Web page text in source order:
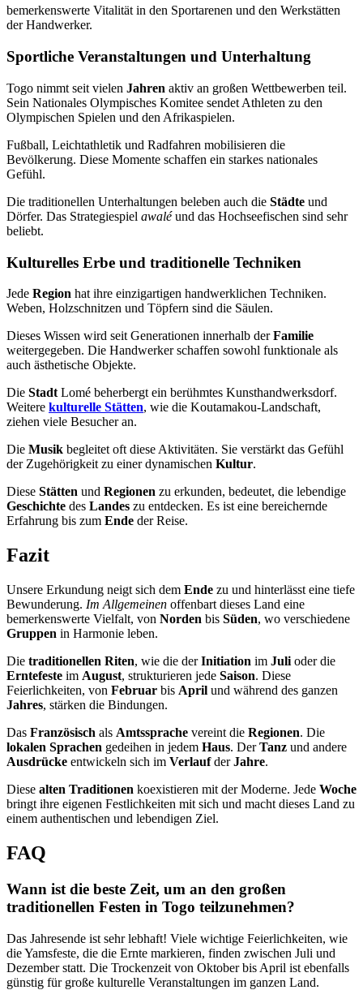
bemerkenswerte Vitalität in den Sportarenen und den Werkstätten
der Handwerker.
Sportliche Veranstaltungen und Unterhaltung
Togo nimmt seit vielen Jahren aktiv an großen Wettbewerben teil.
Sein Nationales Olympisches Komitee sendet Athleten zu den
Olympischen Spielen und den Afrikaspielen.
Fußball, Leichtathletik und Radfahren mobilisieren die
Bevölkerung. Diese Momente schaffen ein starkes nationales
Gefühl.
Die traditionellen Unterhaltungen beleben auch die Städte und
Dörfer. Das Strategiespiel awaléund das Hochseefischen sind sehr
beliebt.
Kulturelles Erbe und traditionelle Techniken
Jede Region hat ihre einzigartigen handwerklichen Techniken.
Weben, Holzschnitzen und Töpfern sind die Säulen.
Dieses Wissen wird seit Generationen innerhalb derFamilie
weitergegeben. Die Handwerker schaffen sowohl funktionale als
auch ästhetische Objekte.
Die Stadt Lomé beherbergt ein berühmtes Kunsthandwerksdorf.
Weitere kulturelle Stätten, wie die Koutamakou-Landschaft,
ziehen viele Besucher an.
Die Musik begleitet oft diese Aktivitäten. Sie verstärkt das Gefühl
der Zugehörigkeit zu einer dynamischen Kultur.
Diese Stätten und Regionen zu erkunden, bedeutet, die lebendige
Geschichte des Landes zu entdecken. Es ist eine bereichernde
Erfahrung bis zum Ende der Reise.
Fazit
Unsere Erkundung neigt sich dem Ende zu und hinterlässt eine tiefe
Bewunderung. Im Allgemeinen offenbart dieses Land eine
bemerkenswerte Vielfalt, von Norden bis Süden, wo verschiedene
Gruppen in Harmonie leben.
Die traditionellen Riten, wie die derInitiation im Juli oder die
Erntefeste im August, strukturieren jede Saison. Diese
Feierlichkeiten, von Februar bis April und während des ganzen
Jahres, stärken die Bindungen.
Das Französisch als Amtssprache vereint die Regionen. Die
lokalen Sprachen gedeihen in jedem Haus. DerTanz und andere
Ausdrücke entwickeln sich im VerlaufderJahre.
Diese alten Traditionen koexistieren mit der Moderne. Jede Woche
bringt ihre eigenen Festlichkeiten mit sich und macht dieses Land zu
einem authentischen und lebendigen Ziel.
FAQ
Wann ist die beste Zeit, um an den großen
traditionellen Festen in Togo teilzunehmen?
Das Jahresende ist sehr lebhaft! Viele wichtige Feierlichkeiten, wie
die Yamsfeste, die die Ernte markieren, finden zwischen Juli und
Dezember statt. Die Trockenzeit von Oktober bis April ist ebenfalls
günstig für große kulturelle Veranstaltungen im ganzen Land.